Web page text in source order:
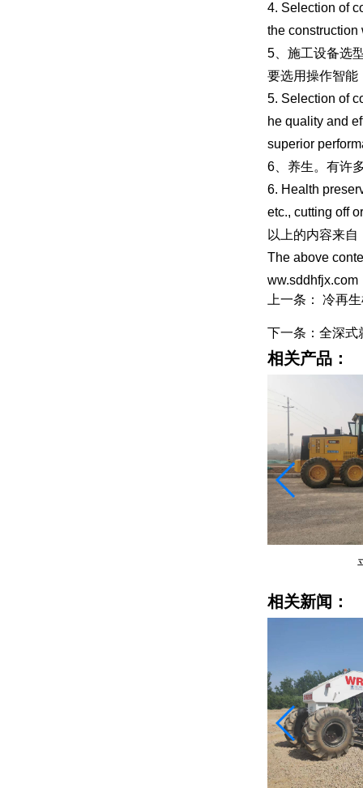
4. Selection of
the construction
5、施工设备选
要选用操作智能
5. Selection of
he quality and
superior
6、养生。有许
6. Health
etc., cutting off
以上的内容来自
The above
ww.sddhfjx.com
上一条： 冷再
下一条：全深式
相关产品：
相关新闻：